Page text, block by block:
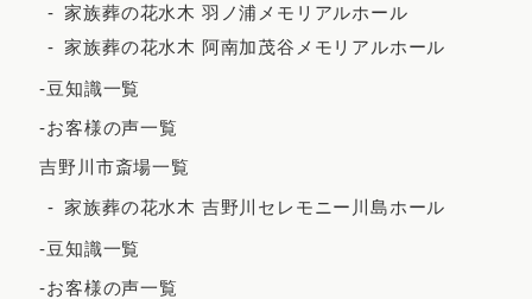
2023年1月
2022年12月
2022年11月
家族葬の花水木 羽ノ浦メモリアルホール
家族葬の花水木 阿南加茂谷メモリアルホール
-豆知識一覧
-お客様の声一覧
吉野川市斎場一覧
家族葬の花水木 吉野川セレモニー川島ホール
-豆知識一覧
-お客様の声一覧